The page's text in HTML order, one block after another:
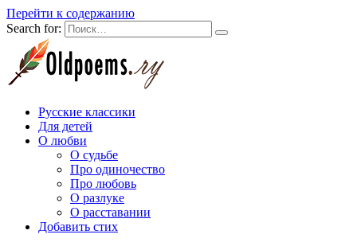
Перейти к содержанию
Search for:
Русские классики
Для детей
О любви
О судьбе
Про одиночество
Про любовь
О разлуке
О расставании
Добавить стих